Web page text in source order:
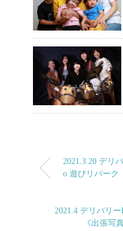
2021.3.20 デリ
o 遊びリパーク
2021.4 デリバリ
《出張写